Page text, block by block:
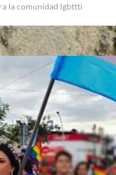
la comunidad lgbttti